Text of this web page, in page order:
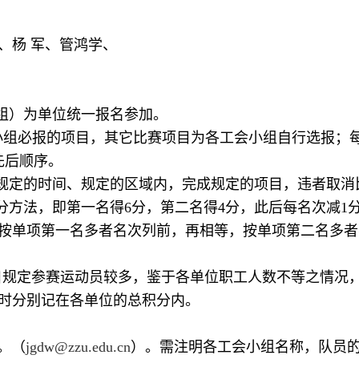
杨 军、管鸿学、
为单位统一报名参加。
必报的项目，其它比赛项目为各工会小组自行选报；
顺序。
的时间、规定的区域内，完成规定的项目，违者取消
法，即第一名得6分，第二名得4分，此后每名次减1分
单项第一名多者名次列前，再相等，按单项第二名多
定参赛运动员较多，鉴于各单位职工人数不等之情况
分别记在各单位的总积分内。
（jgdw@zzu.edu.cn）。需注明各工会小组名称，队员